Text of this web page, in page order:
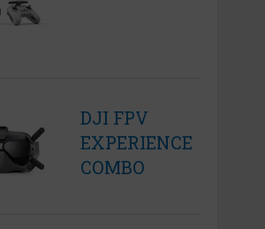
DJI FPV
EXPERIENCE
COMBO